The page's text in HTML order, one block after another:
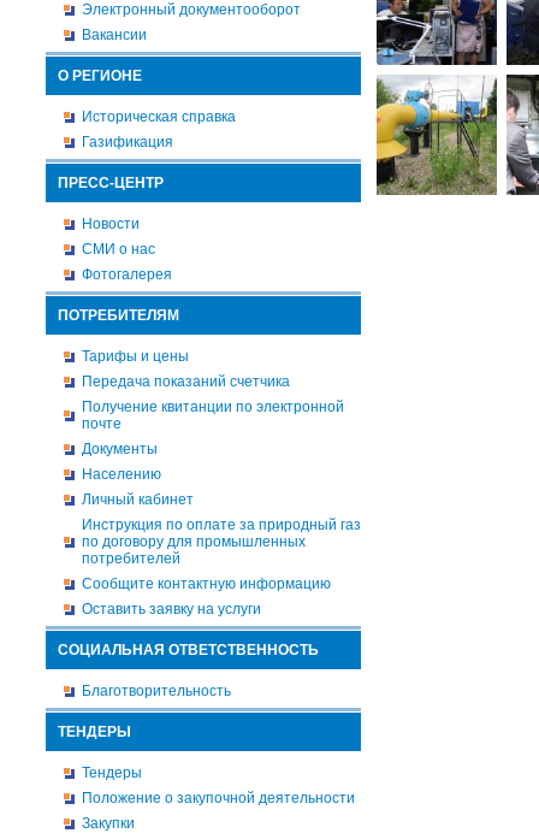
Электронный документооборот
Вакансии
О РЕГИОНЕ
Историческая справка
Газификация
ПРЕСС-ЦЕНТР
Новости
СМИ о нас
Фотогалерея
ПОТРЕБИТЕЛЯМ
Тарифы и цены
Передача показаний счетчика
Получение квитанции по электронной
почте
Документы
Населению
Личный кабинет
Инструкция по оплате за природный газ
по договору для промышленных
потребителей
Сообщите контактную информацию
Оставить заявку на услуги
СОЦИАЛЬНАЯ ОТВЕТСТВЕННОСТЬ
Благотворительность
ТЕНДЕРЫ
Тендеры
Положение о закупочной деятельности
Закупки